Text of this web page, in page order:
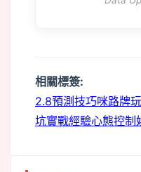
相關標簽:
2.8預測技巧咪路牌
坑實戰經驗心態控制